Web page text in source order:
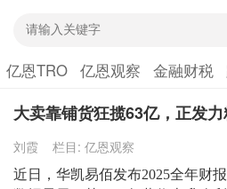
亿恩TRO 亿恩观察 金融财税
大卖靠铺货狂揽63亿，正发
刘霞 栏目: 亿恩观察
近日， 华凯易佰发布2025全年财报